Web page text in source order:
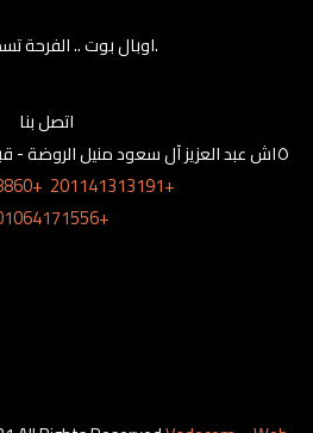
… اوبال بوت .. الفرحة تسكن هنا.
اتصل بنا
١٥ش عبد العزيز آل سعود منيل الروضة - قبل متحف ام كلثوم - القاهره
201141313191+